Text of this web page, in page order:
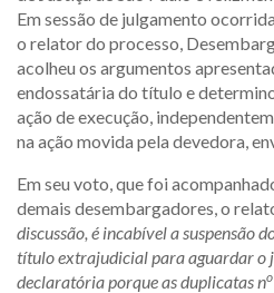
Em sessão de julgamento
o relator do processo,
acolheu os argumentos
endossatária do título e
ação de execução,
na ação movida pela devedora,
Em seu voto, que foi
demais desembargadores, o
discussão, é incabível a suspensão
título extrajudicial para aguardar o
declaratória porque as duplicatas no